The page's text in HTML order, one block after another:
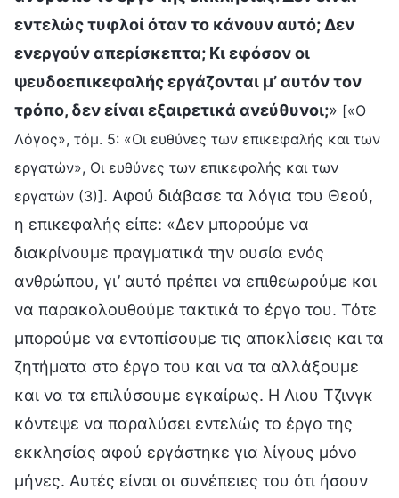
εντελώς τυφλοί όταν το κάνουν αυτό; Δεν
ενεργούν απερίσκεπτα; Κι εφόσον οι
ψευδοεπικεφαλής εργάζονται μ’ αυτόν τον
τρόπο, δεν είναι εξαιρετικά ανεύθυνοι;» [«Ο
Λόγος», τόμ. 5: «Οι ευθύνες των επικεφαλής και των
εργατών», Οι ευθύνες των επικεφαλής και των
εργατών (3)]. Αφού διάβασε τα λόγια του Θεού,
η επικεφαλής είπε: «Δεν μπορούμε να
διακρίνουμε πραγματικά την ουσία ενός
ανθρώπου, γι’ αυτό πρέπει να επιθεωρούμε και
να παρακολουθούμε τακτικά το έργο του. Τότε
μπορούμε να εντοπίσουμε τις αποκλίσεις και τα
ζητήματα στο έργο του και να τα αλλάξουμε
και να τα επιλύσουμε εγκαίρως. Η Λιου Τζινγκ
κόντεψε να παραλύσει εντελώς το έργο της
εκκλησίας αφού εργάστηκε για λίγους μόνο
μήνες. Αυτές είναι οι συνέπειες του ότι ήσουν